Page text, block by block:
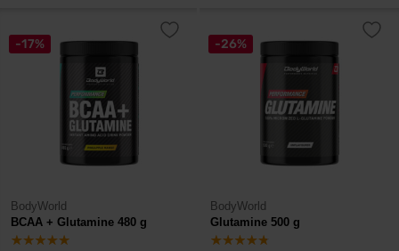
-17%
BodyWorld
BCAA + Glutamine 480 g
-26%
BodyWorld
Glutamine 500 g